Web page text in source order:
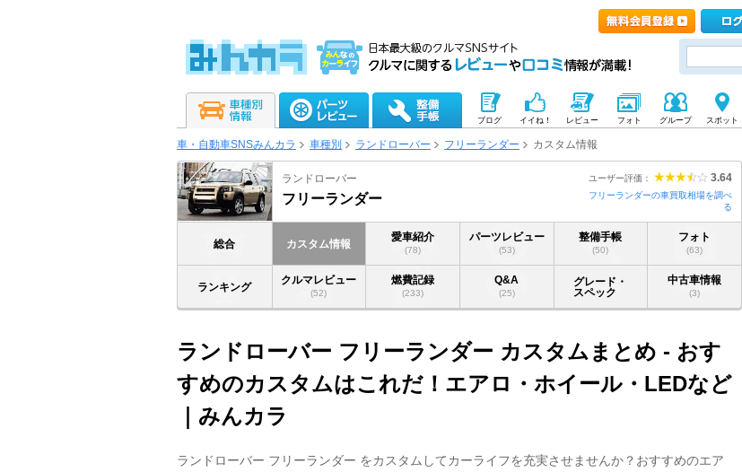
ブログ イイね！ レビュー フォト グループ スポット
車・自動車SNSみんカラ 車種別 ランドローバー フリーランダー カスタム情報
ユーザー評価： 3.64
ランドローバー
フリーランダー
フリーランダーの車買取相場を調べ
る
総合 カスタム情報
愛車紹介
(78)
パーツレビュー
(53)
整備手帳
(50)
フォト
(63)
ランキング
クルマレビュー
(52)
燃費記録
(233)
Q&A
(25)
グレード・
スペック
中古車情報
(3)
ランドローバー フリーランダー カスタムまとめ - おす
すめのカスタムはこれだ！エアロ・ホイール・LEDなど
｜みんカラ
ランドローバー フリーランダー をカスタムしてカーライフを充実させませんか？おすすめのエア